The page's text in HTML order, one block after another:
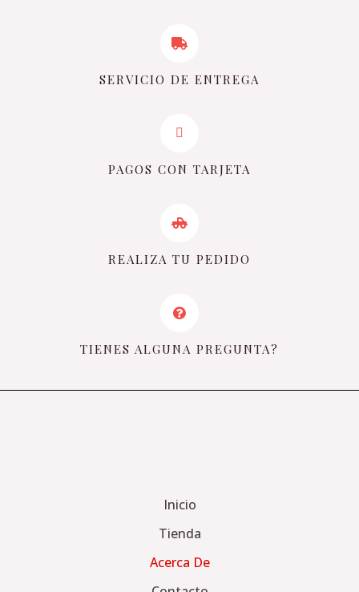
SERVICIO DE ENTREGA
PAGOS CON TARJETA
REALIZA TU PEDIDO
TIENES ALGUNA PREGUNTA?
Inicio
Tienda
Acerca De